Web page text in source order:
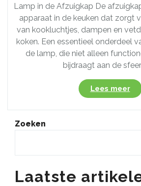
Lamp in de Afzuigkap De
apparaat in de keuken dat zorgt
van kookluchtjes, dampen en
koken. Een essentieel onderdeel
de lamp, die niet alleen
bijdraagt aan de
Lees meer
wat
u
Zoeken
Laatste